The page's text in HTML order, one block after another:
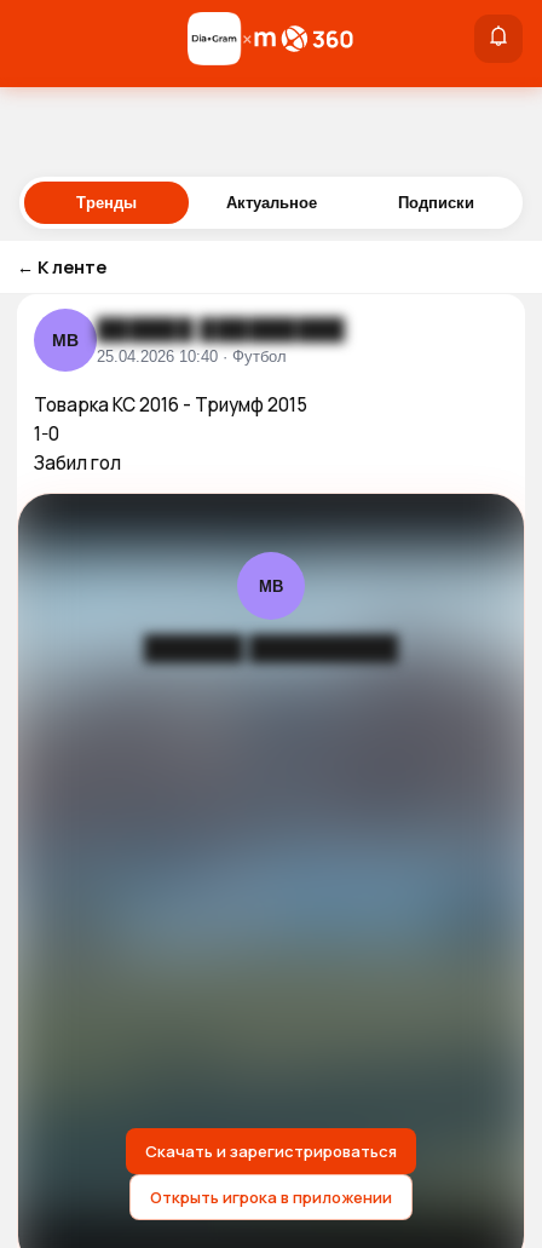
Войти
×
Тренды Актуальное Подписки
← К ленте
МВ ██████ █████████
25.04.2026 10:40 · Футбол
Товарка КС 2016 - Триумф 2015
1-0
Забил гол
МВ
██████ █████████
Скачать и зарегистрироваться
Открыть игрока в приложении